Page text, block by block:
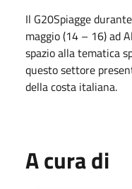
Il G20Spiagge
maggio(14 – 16) ad
spazio alla tematica
questo settore
della costa italiana.
A cura di